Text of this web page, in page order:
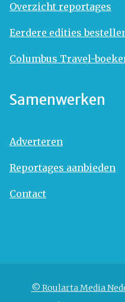
Overzicht reportages
Eerdere edities
Columbus Travel-
Samenwerken
Adverteren
Reportages aanbieden
Contact
© Roularta Media